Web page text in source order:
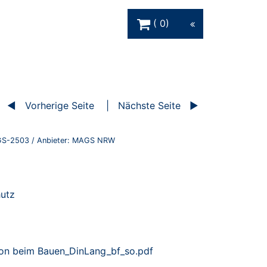
0
Vorherige Seite Nächste Seite
2503 / Anbieter: MAGS NRW
beim Bauen_DinLang_bf_so.pdf